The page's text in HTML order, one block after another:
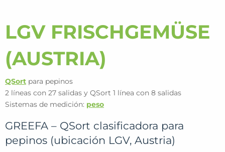
LGV FRISCHGEMÜSE
(AUSTRIA)
QSort para pepinos
2 líneas con 27 salidas y QSort 1 línea con 8 salidas
Sistemas de medición: peso
GREEFA – QSort clasificadora para
pepinos (ubicación LGV, Austria)